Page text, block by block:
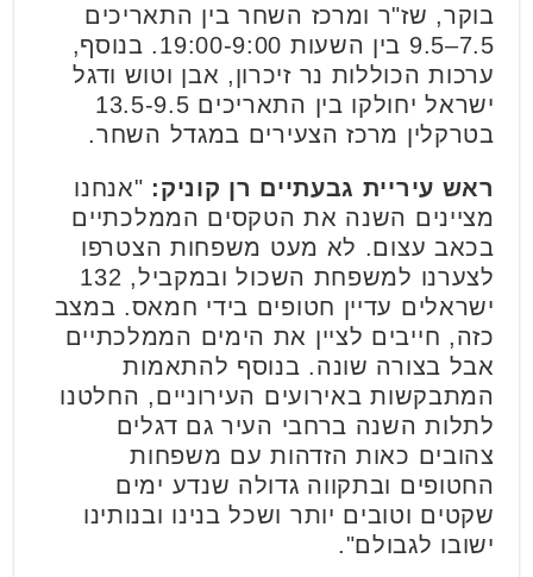
בוקר, שז"ר ומרכז השחר בין התאריכים
7.5–9.5 בין השעות 19:00-9:00. בנוסף,
ערכות הכוללות נר זיכרון, אבן וטוש ודגל
ישראל יחולקו בין התאריכים 13.5-9.5
בטרקלין מרכז הצעירים במגדל השחר.
ראש עיריית גבעתיים רן קוניק: "אנחנו
מציינים השנה את הטקסים הממלכתיים
בכאב עצום. לא מעט משפחות הצטרפו
לצערנו למשפחת השכול ובמקביל, 132
ישראלים עדיין חטופים בידי חמאס. במצב
כזה, חייבים לציין את הימים הממלכתיים
אבל בצורה שונה. בנוסף להתאמות
המתבקשות באירועים העירוניים, החלטנו
לתלות השנה ברחבי העיר גם דגלים
צהובים כאות הזדהות עם משפחות
החטופים ובתקווה גדולה שנדע ימים
שקטים וטובים יותר ושכל בנינו ובנותינו
ישובו לגבולם".